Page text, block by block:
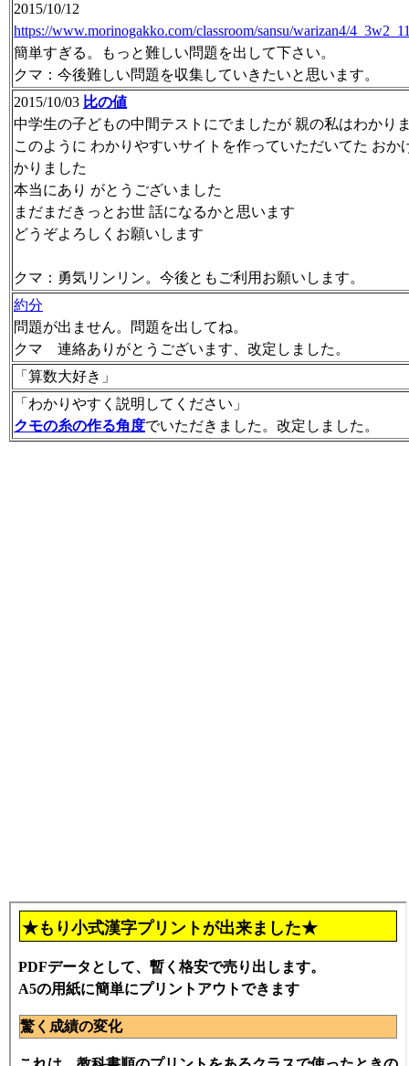
2015/10/12
https://www.morinogakko.com/classroom/sansu/warizan4/
簡単すぎる。もっと難しい問題を出して下さい。
クマ：今後難しい問題を収集していきたいと思います。
2015/10/03 比の値
中学生の子どもの中間テストにでましたが 親の私はわかり
このように わかりやすいサイトを作っていただいてた おか
かりました
本当にあり がとうございました
まだまだきっとお世 話になるかと思います
どうぞよろしくお願いします
クマ：勇気リンリン。今後ともご利用お願いします。
約分
問題が出ません。問題を出してね。
クマ 連絡ありがとうございます、改定しました。
「算数大好き」
「わかりやすく説明してください」
クモの糸の作る角度でいただきました。改定しました。